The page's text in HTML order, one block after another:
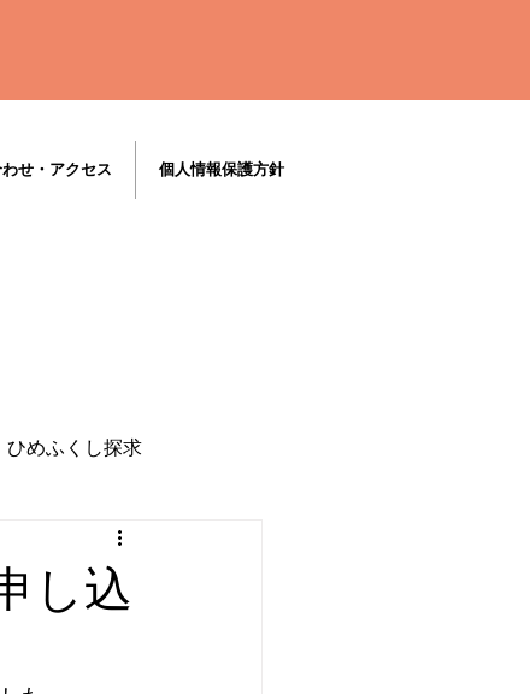
わせ・アクセス 個人情報保護方針
ひめふくし探求
し込